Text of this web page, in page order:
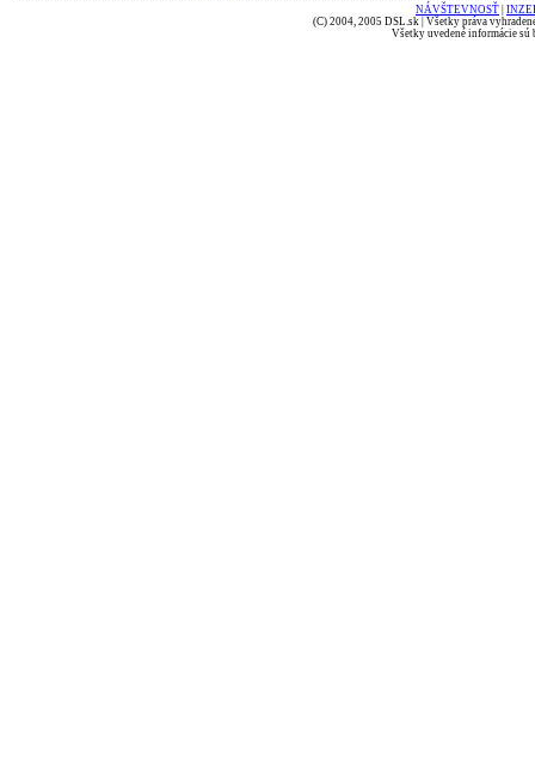
NÁVŠTEVNOSŤ
(C) 2004, 2005 DSL.sk | Všetky práva
Všetky uvedené informácie sú